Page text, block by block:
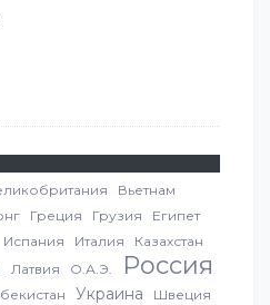
Вьетнам
Греция Грузия
Египет
Испания Италия
Казахстан
Латвия О.А.Э. Россия
Украина
Швеция